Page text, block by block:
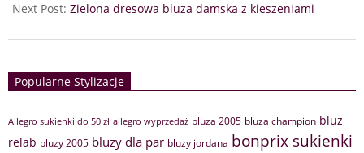
Next Post: Zielona dresowa bluza damska z kieszeniami
Popularne Stylizacje
Allegro sukienki do 50 zł allegro wyprzedaż bluza 2005 bluza champion bluz
relab bluzy 2005 bluzy dla par bluzy jordana bonprix sukienki